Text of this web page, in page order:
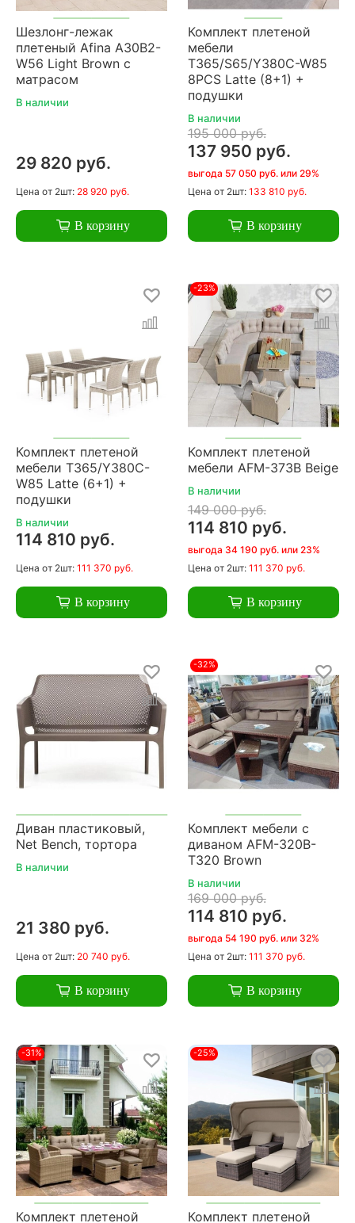
Шезлонг-лежак
плетеный Afina A30B2-
W56 Light Brown с
матрасом
В наличии
29 820 руб.
Цена от 2шт: 28 920 руб.
В корзину
Комплект плетеной
мебели
T365/S65/Y380C-W85
8PCS Latte (8+1) +
подушки
В наличии
195 000 руб.
137 950 руб.
выгода 57 050 руб. или 29%
Цена от 2шт: 133 810 руб.
В корзину
Комплект плетеной
мебели T365/Y380C-
W85 Latte (6+1) +
подушки
В наличии
114 810 руб.
Цена от 2шт: 111 370 руб.
В корзину
-23%
Комплект плетеной
мебели AFM-373B Beige
В наличии
149 000 руб.
114 810 руб.
выгода 34 190 руб. или 23%
Цена от 2шт: 111 370 руб.
В корзину
Диван пластиковый,
Net Bench, тортора
В наличии
21 380 руб.
Цена от 2шт: 20 740 руб.
В корзину
-32%
Комплект мебели с
диваном AFM-320B-
T320 Brown
В наличии
169 000 руб.
114 810 руб.
выгода 54 190 руб. или 32%
Цена от 2шт: 111 370 руб.
В корзину
-31%
Комплект плетеной
-25%
Комплект плетеной